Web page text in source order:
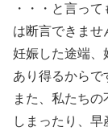
・・・と言っ
は断言できませ
妊娠した途端、
あり得るからで
また、私たち
しまったり、